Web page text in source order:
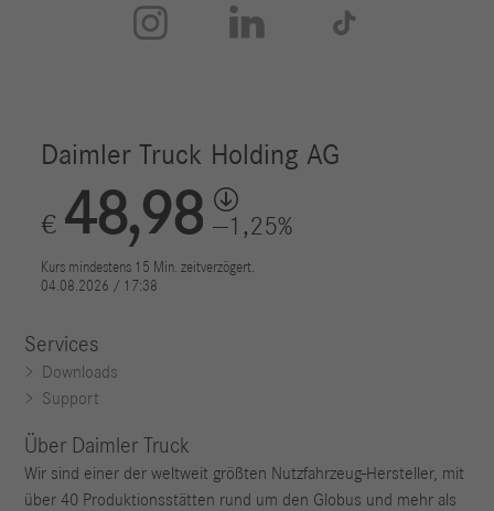

 
Services
Downloads
Support
Über Daimler Truck
Wir sind einer der weltweit größten Nutzfahrzeug-Hersteller, mit
über 40 Produktionsstätten rund um den Globus und mehr als